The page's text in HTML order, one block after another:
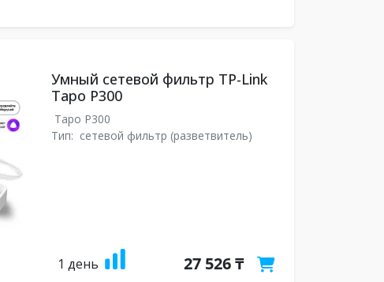
Умный сетевой фильтр TP-Link
Tapo P300
Tapo P300
Тип: сетевой фильтр (разветвитель)
1 день 27 526 ₸